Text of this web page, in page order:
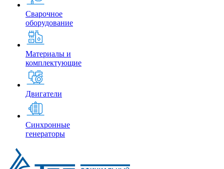
Сварочное
оборудование
Материалы и
комплектующие
Двигатели
Синхронные
генераторы